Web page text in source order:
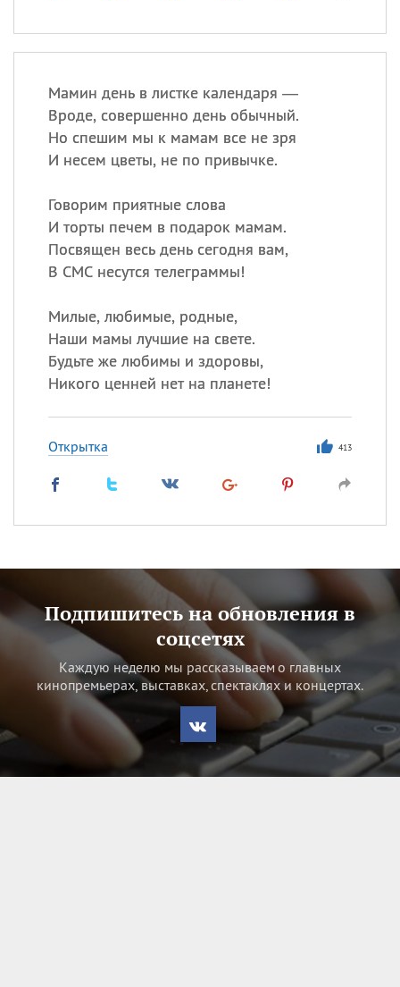
Мамин день в листке календаря —
Вроде, совершенно день обычный.
Но спешим мы к мамам все не зря
И несем цветы, не по привычке.
Говорим приятные слова
И торты печем в подарок мамам.
Посвящен весь день сегодня вам,
В СМС несутся телеграммы!
Милые, любимые, родные,
Наши мамы лучшие на свете.
Будьте же любимы и здоровы,
Никого ценней нет на планете!
Открытка 413
Подпишитесь на обновления в
соцсетях
Каждую неделю мы рассказываем о главных
кинопремьерах, выставках, спектаклях и концертах.